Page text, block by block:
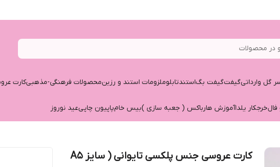
در محصولات
گل وارداتیگیفتگیفت بگاستندتابلوملزومات استند و رزینمحصولات فرهنگی-مذهبیکارت
خرجکار یلداآموزش هارباکس ( جعبه سازی )بیس خامپاپیون چاپیعید نوروز
کارت عروسی جنس پلکسی تایوانی ( سایز A5